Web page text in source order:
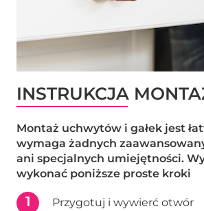
INSTRUKCJA
Montaż uchwytów i gałek jest
wymaga żadnych
ani specjalnych umiejętności.
wykonać poniższe proste kroki
1
Przygotuj i wywierć otwór